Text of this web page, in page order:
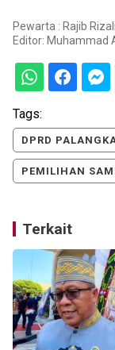
Pewarta : Rajib Rizali
Editor: Muhammad
Tags:
DPRD
PEMILIHAN
Terkait